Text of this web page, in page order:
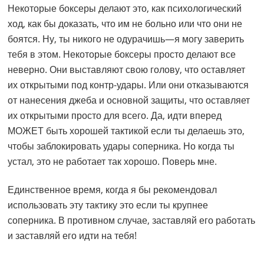
Некоторые боксеры делают это, как психологический
ход, как бы доказать, что им не больно или что они не
боятся. Ну, ты никого не одурачишь—я могу заверить
тебя в этом. Некоторые боксеры просто делают все
неверно. Они выставляют свою голову, что оставляет
их открытыми под контр-удары. Или они отказываются
от нанесения джеба и основной защиты, что оставляет
их открытыми просто для всего. Да, идти вперед
МОЖЕТ быть хорошей тактикой если ты делаешь это,
чтобы заблокировать удары соперника. Но когда ты
устал, это не работает так хорошо. Поверь мне.
Единственное время, когда я бы рекомендовал
использовать эту тактику это если ты крупнее
соперника. В противном случае, заставляй его работать
и заставляй его идти на тебя!